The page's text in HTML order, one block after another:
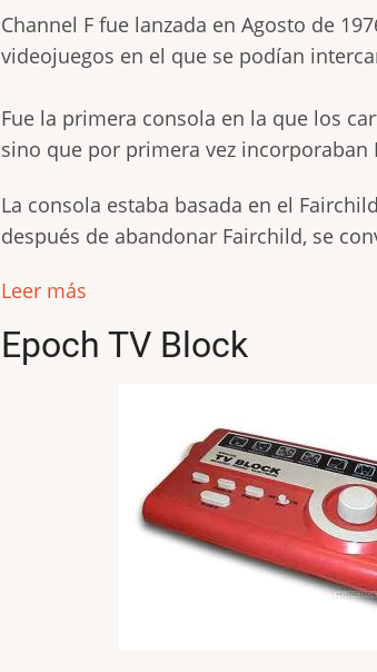
Channel F fue lanzada en Agosto de
videojuegos en el que se podían
Fue la primera consola en la que los
sino que por primera vez
La consola estaba basada en el
después de abandonar Fairchild, se
Leer más
Epoch TV Block